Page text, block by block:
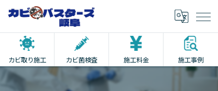
カビ取り施工 カビ菌検査 施工料金 施工事例